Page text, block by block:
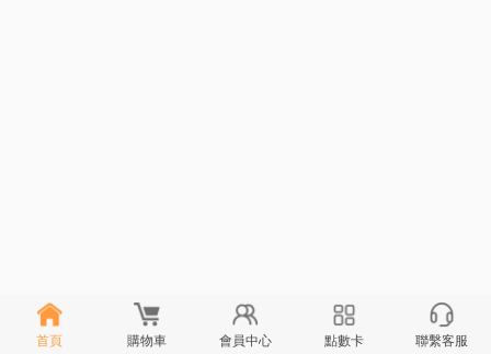
首頁 購物車 會員中心 點數卡 聯繫客服